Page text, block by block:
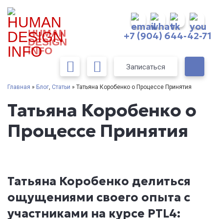
HUMAN
DESIGN
INFO
+7 (904) 644-42-71
Записаться
Главная » Блог, Статьи » Татьяна Коробенко о Процессе Принятия
Татьяна Коробенко о
Процессе Принятия
Татьяна Коробенко делиться
ощущениями своего опыта с
участниками на курсе PTL4: